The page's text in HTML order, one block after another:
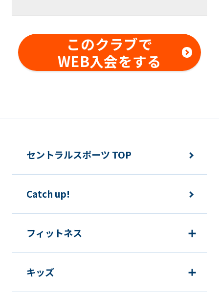
ブの事前の書面による承諾なしに、対
価を得て他の利用者に対する指導行為
を行ってはならないものとします。メ
メンバーは、住所または連絡先等に変更
各種届出制度について
提
このクラブで
WEB入会をする
セントラルスポーツ TOP
Catch up!
フィットネス
キッズ